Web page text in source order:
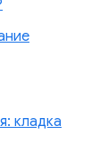
кладка